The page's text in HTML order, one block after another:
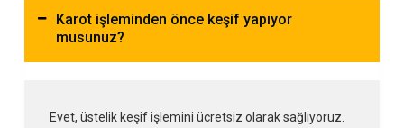
Karot işleminden önce keşif yapıyor
musunuz?
Evet, üstelik keşif işlemini ücretsiz olarak sağlıyoruz.